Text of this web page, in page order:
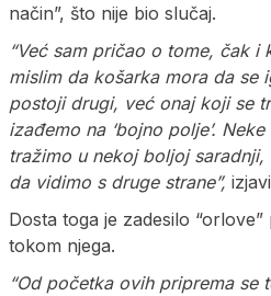
način”, što nije bio slučaj.
“Već sam pričao o tome, čak i
mislim da košarka mora da se
postoji drugi, već onaj koji se
izađemo na ‘bojno polje’.
tražimo u nekoj boljoj
da vidimo s druge strane”,
Dosta toga je zadesilo
tokom njega.
“Od početka ovih priprema se